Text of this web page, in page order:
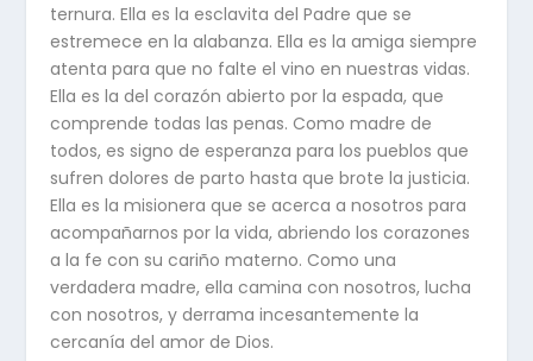
ternura. Ella es la esclavita del Padre que se
estremece en la alabanza. Ella es la amiga siempre
atenta para que no falte el vino en nuestras vidas.
Ella es la del corazón abierto por la espada, que
comprende todas las penas. Como madre de
todos, es signo de esperanza para los pueblos que
sufren dolores de parto hasta que brote la justicia.
Ella es la misionera que se acerca a nosotros para
acompañarnos por la vida, abriendo los corazones
a la fe con su cariño materno. Como una
verdadera madre, ella camina con nosotros, lucha
con nosotros, y derrama incesantemente la
cercanía del amor de Dios.